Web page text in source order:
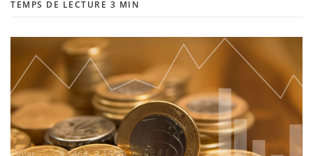
TEMPS DE LECTURE 3 MIN